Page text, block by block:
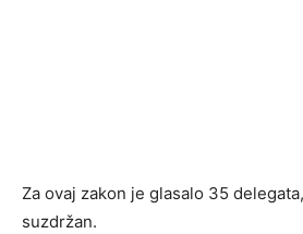
Za ovaj zakon je glasalo 35
suzdržan.